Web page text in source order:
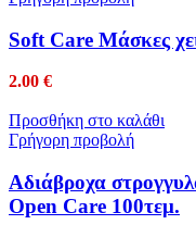
Soft Care Μάσκες
2.00 €
Προσθήκη στο καλάθι
Γρήγορη προβολή
Αδιάβροχα
Open Care 100τεμ.